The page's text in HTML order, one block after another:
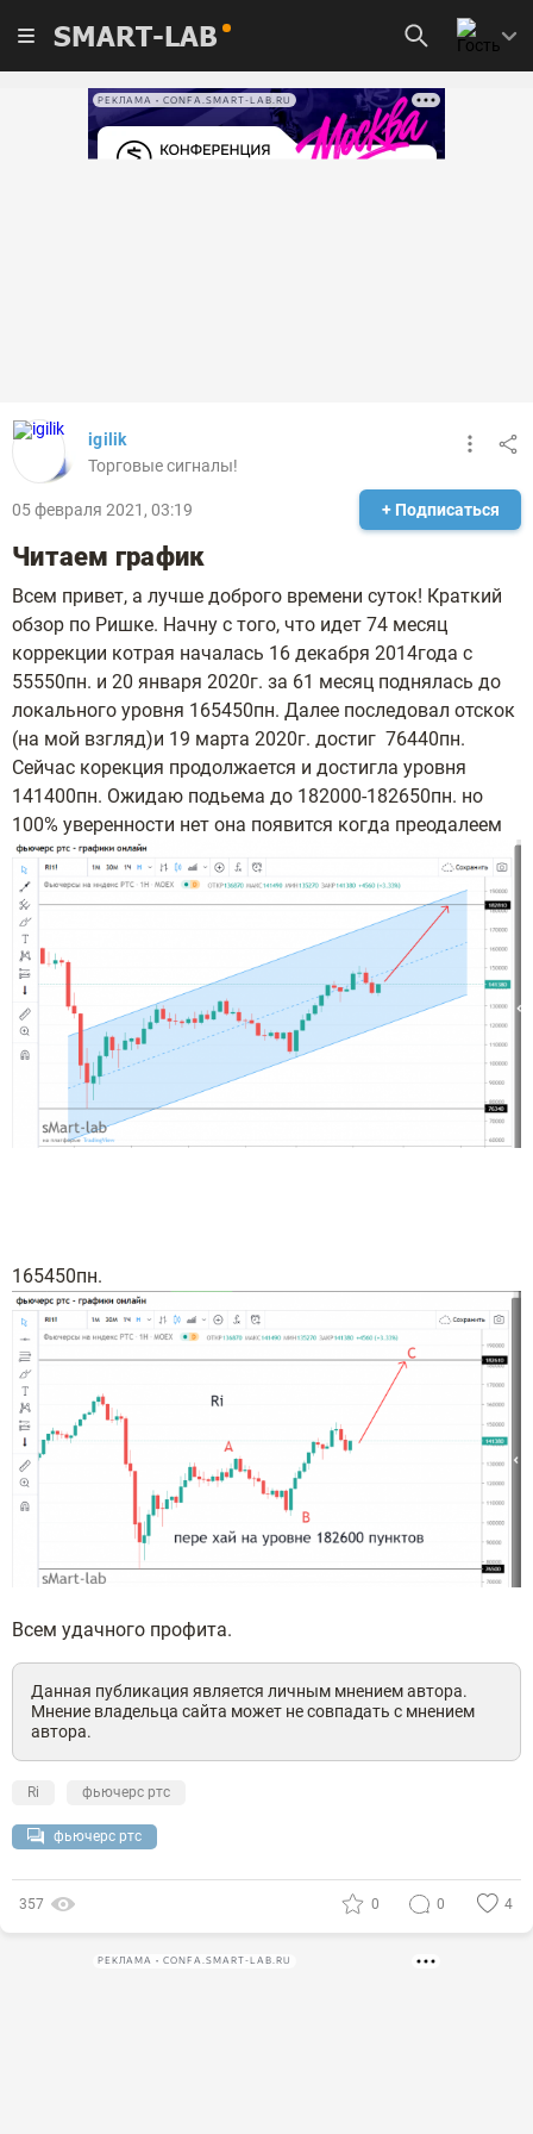
SMART-LAB
РЕКЛАМА • CONFA.SMART-LAB.RU
igilik
Торговые сигналы!
05 февраля 2021, 03:19 + Подписаться
Читаем график
Всем привет, а лучше доброго времени суток! Краткий
обзор по Ришке. Начну с того, что идет 74 месяц
коррекции котрая началась 16 декабря 2014года с
55550пн. и 20 января 2020г. за 61 месяц поднялась до
локального уровня 165450пн. Далее последовал отскок
(на мой взгляд)и 19 марта 2020г. достиг 76440пн.
Сейчас корекция продолжается и достигла уровня
141400пн. Ожидаю подьема до 182000-182650пн. но
100% уверенности нет она появится когда преодалеем
165450пн.
Всем удачного профита.
Данная публикация является личным мнением автора.
Мнение владельца сайта может не совпадать с мнением
автора.
Ri фьючерс ртс
фьючерс ртс
357 0 0 4
РЕКЛАМА • CONFA.SMART-LAB.RU